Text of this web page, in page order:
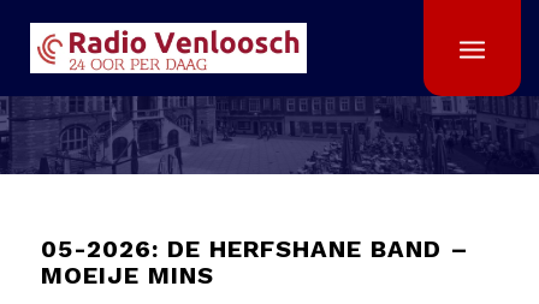
05-2026: DE HERFSHANE BAND –
MOEIJE MINS